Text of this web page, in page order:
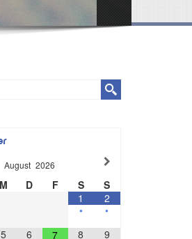
August 2026
M D F S
S
1
•
2
•
5 6 7 8 9